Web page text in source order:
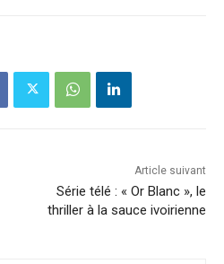
Article suivant
Série télé : « Or Blanc », le
thriller à la sauce ivoirienne